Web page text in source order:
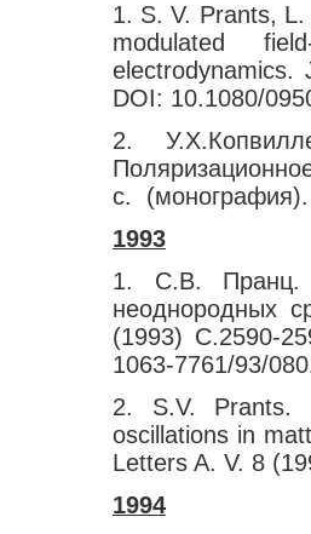
1. S. V. Prants,
modulated
DOI: 10.1080/
2.
с. (монография).
1993
1. С.В. Пранц.
неоднородных
(1993) С.2590-
1063-7761/93/
2. S.V. Prants.
oscillations in
Letters A. V. 8
1994